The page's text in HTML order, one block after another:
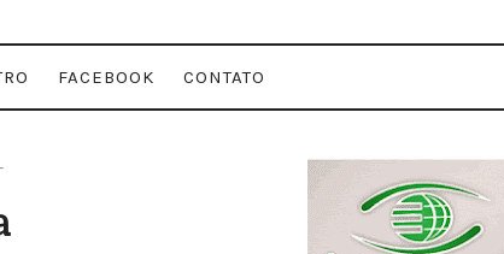
FACEBOOK CONTATO